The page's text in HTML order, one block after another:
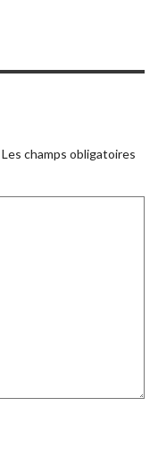
Les champs obligatoires